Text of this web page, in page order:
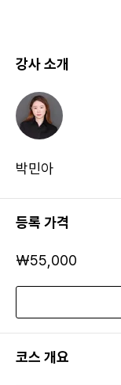
강사 소개
박민아
등록 가격
₩55,000
코스 개요